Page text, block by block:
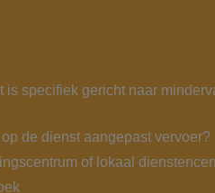
is specifiek gericht naar
de dienst aangepast vervoer?
of lokaal